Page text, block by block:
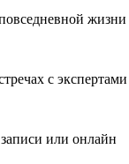
жизни
с
или онлайн